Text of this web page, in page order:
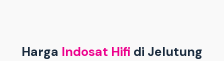
Harga Indosat Hifi di Jelutung